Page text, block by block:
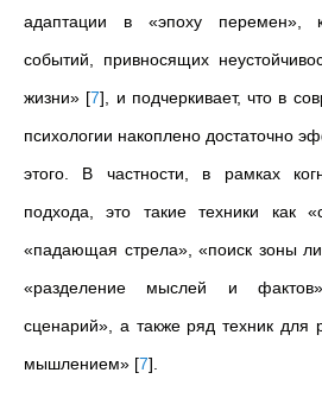
адаптации в «эпоху перемен»,
событий, привносящих
жизни» [7] , и подчеркивает, что в
психологии накоплено достаточно
этого. В частности, в рамках
подхода, это такие техники как
«падающая стрела», «поиск зоны
«разделение мыслей и
сценарий», а также ряд техник для
мышлением» [7]